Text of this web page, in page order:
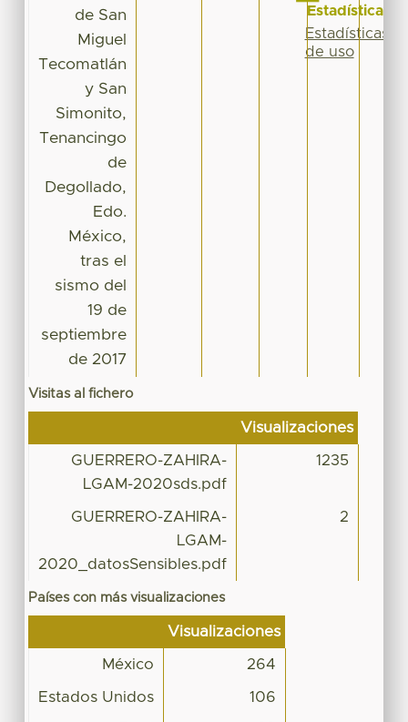
de San
Miguel
Tecomatlán
y San
Simonito,
Tenancingo
de
Degollado,
Edo.
México,
tras el
sismo del
19 de
septiembre
de 2017
Visitas al fichero
Visualizaciones
GUERRERO-ZAHIRA-
LGAM-2020sds.pdf
1235
GUERRERO-ZAHIRA-
LGAM-
2020_datosSensibles.pdf
2
Países con más visualizaciones
Visualizaciones
México 264
Estados Unidos 106
Estadísticas
Estadísticas
de uso